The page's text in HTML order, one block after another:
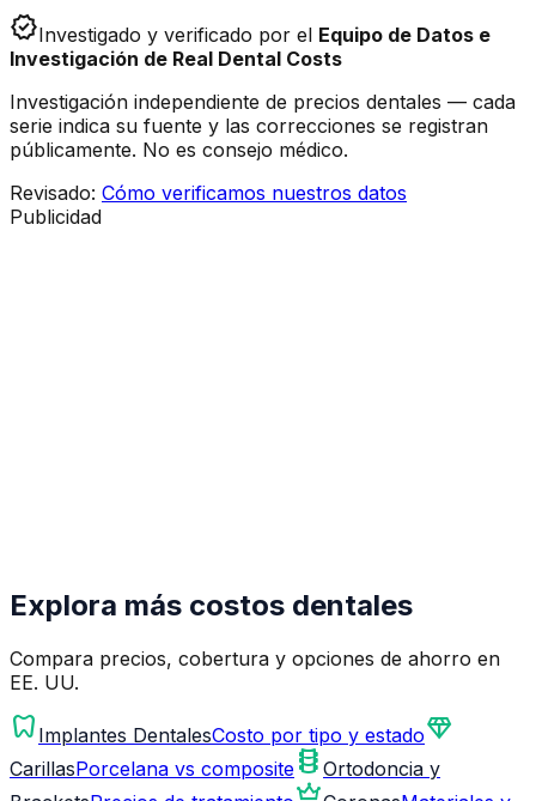
verifiedInvestigado y verificado por el Equipo de Datos e
Investigación de Real Dental Costs
Investigación independiente de precios dentales — cada
serie indica su fuente y las correcciones se registran
públicamente. No es consejo médico.
Revisado: Cómo verificamos nuestros datos
Publicidad
Explora más costos dentales
Compara precios, cobertura y opciones de ahorro en
EE. UU.
dentistry Implantes DentalesCosto por tipo y estadodiamond
CarillasPorcelana vs composite orthopedics Ortodoncia y